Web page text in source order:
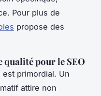
Pour plus de
propose des
qualité pour le SEO
primordial. Un
attire non